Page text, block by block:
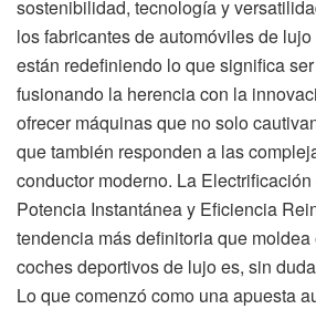
sostenibilidad, tecnología y
los fabricantes de automóviles de
están redefiniendo lo que significa ser
fusionando la herencia con la
ofrecer máquinas que no solo
que también responden a las
conductor moderno. La
Potencia Instantánea y Eficiencia
tendencia más definitoria que
coches deportivos de lujo es, sin
Lo que comenzó como una apuesta